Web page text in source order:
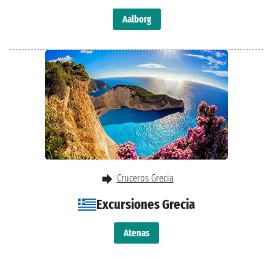
Aalborg
Excursiones Grecia
Atenas
Cruceros Grecia